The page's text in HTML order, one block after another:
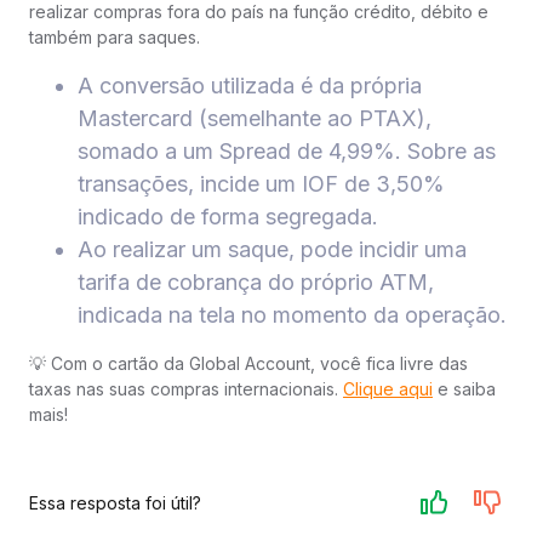
realizar compras fora do país na função crédito, débito e
também para saques.
A conversão utilizada é da própria
Mastercard (semelhante ao PTAX),
somado a um Spread de 4,99%. Sobre as
transações, incide um IOF de 3,50%
indicado de forma segregada.
Ao realizar um saque, pode incidir uma
tarifa de cobrança do próprio ATM,
indicada na tela no momento da operação.
💡 Com o cartão da Global Account, você fica livre das
taxas nas suas compras internacionais. Clique aqui e saiba
mais!
Essa resposta foi útil?